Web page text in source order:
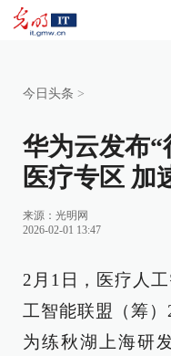
今日头条 >
华为云发布
医疗专区 加
来源： 光明网
2026-02-01 13:47
2月1日，医疗人
工智能联盟（筹
为练秋湖上海研